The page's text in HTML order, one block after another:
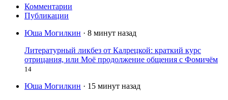
Комментарии
Публикации
Юша Могилкин · 8 минут назад
Литературный ликбез от Калрецкой: краткий курс
отрицания, или Моё продолжение общения с Фомичём
14
Юша Могилкин · 15 минут назад